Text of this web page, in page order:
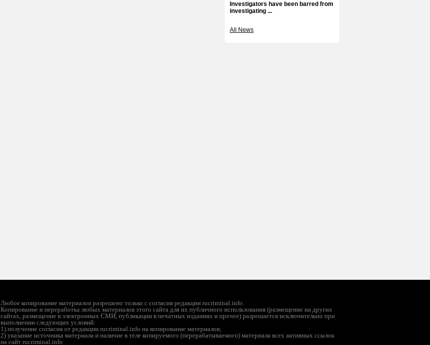
Investigators have been barred from
investigating ...
All News
Любое копирование материалов разрешено только с согласия редакции rucriminal.info.
Копирование и переработка любых материалов этого сайта для их публичного использования (размещение на других
сайтах, размещение в электронных СМИ, публикации в печатных изданиях и прочее) разрешается исключительно при
выполнении следующих условий:
1) получение согласия от редакции rucriminal.info на копирование материалов;
2) указание источника материала и наличие в теле копируемого (перерабатываемого) материала всех активных ссылок
на сайт rucriminal.info